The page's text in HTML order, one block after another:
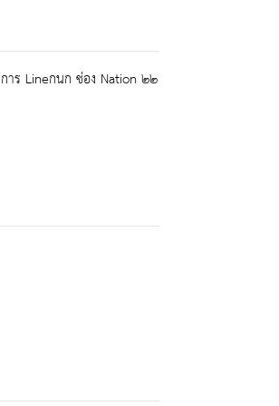
าร Lineกนก ช่อง Nation ๒๒